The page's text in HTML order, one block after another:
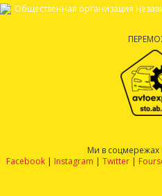
Ми в соцмережах
Facebook| Instagram | Twitter|